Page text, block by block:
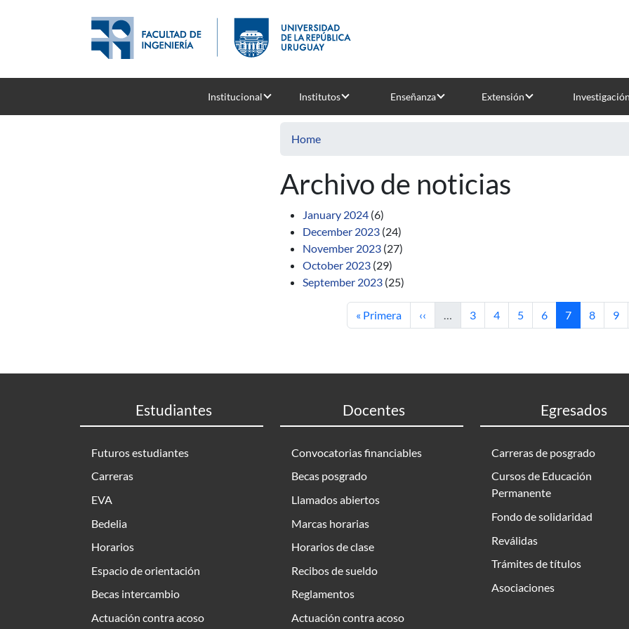
Institucional Institutos Enseñanza Extensión Investigación
Home
Archivo de noticias
January 2024 (6)
December 2023 (24)
November 2023 (27)
October 2023 (29)
September 2023 (25)
First page
« Primera Previous page
‹‹ … Page
3 Page
4 Page
5 Page
6 Current page
7 Page
8 Page
9
Estudiantes
Futuros estudiantes
Carreras
EVA
Bedelia
Horarios
Espacio de orientación
Becas intercambio
Actuación contra acoso
Docentes
Convocatorias financiables
Becas posgrado
Llamados abiertos
Marcas horarias
Horarios de clase
Recibos de sueldo
Reglamentos
Actuación contra acoso
Egresados
Carreras de posgrado
Cursos de Educación
Permanente
Fondo de solidaridad
Reválidas
Trámites de títulos
Asociaciones